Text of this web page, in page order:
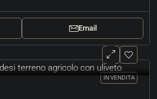
Email
IN VENDITA